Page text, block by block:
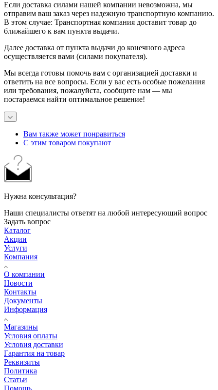
Если доставка силами нашей компании невозможна, мы
отправим ваш заказ через надежную транспортную компанию.
В этом случае: Транспортная компания доставит товар до
ближайшего к вам пункта выдачи.
Далее доставка от пункта выдачи до конечного адреса
осуществляется вами (силами покупателя).
Мы всегда готовы помочь вам с организацией доставки и
ответить на все вопросы. Если у вас есть особые пожелания
или требования, пожалуйста, сообщите нам — мы
постараемся найти оптимальное решение!
Вам также может понравиться
С этим товаром покупают
Нужна консультация?
Наши специалисты ответят на любой интересующий вопрос
Задать вопрос
Каталог
Акции
Услуги
Компания
О компании
Новости
Контакты
Документы
Информация
Магазины
Условия оплаты
Условия доставки
Гарантия на товар
Реквизиты
Политика
Статьи
Помощь